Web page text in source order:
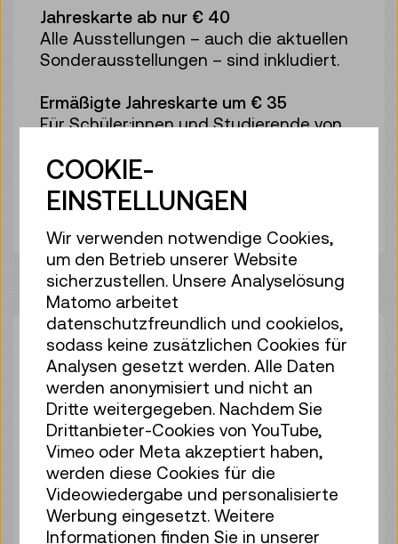
Jahreskarte ab nur € 40
Alle Ausstellungen – auch die aktuellen
Sonderausstellungen – sind inkludiert.
Ermäßigte Jahreskarte um € 35
Für Schüler:innen und Studierende von
Derzeit nur an den Museumskassen
erhältlich
Ausstellungen besuchen
Mit unserem Eintrittsticket oder einer
Jahreskarte können Sie alle
Ausstellungen des Hauses besuchen,
einschließlich der
COOKIE-
EINSTELLUNGEN
Wir verwenden notwendige Cookies,
um den Betrieb unserer Website
sicherzustellen. Unsere Analyselösung
Matomo arbeitet
datenschutzfreundlich und cookielos,
sodass keine zusätzlichen Cookies für
Analysen gesetzt werden. Alle Daten
werden anonymisiert und nicht an
Dritte weitergegeben. Nachdem Sie
Drittanbieter-Cookies von YouTube,
Vimeo oder Meta akzeptiert haben,
werden diese Cookies für die
Videowiedergabe und personalisierte
Werbung eingesetzt. Weitere
Informationen finden Sie in unserer